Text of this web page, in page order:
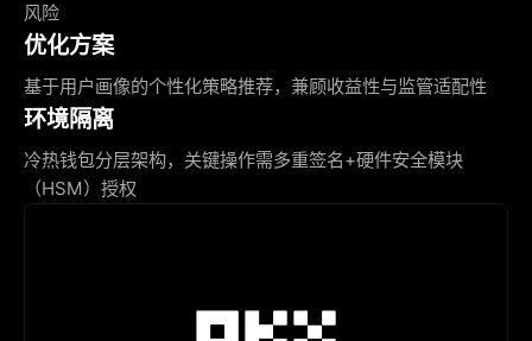
风险
优化方案
基于用户画像的个性化策略推荐，兼顾收益性与监管适配性
环境隔离
冷热钱包分层架构，关键操作需多重签名+硬件安全模块
（HSM）授权